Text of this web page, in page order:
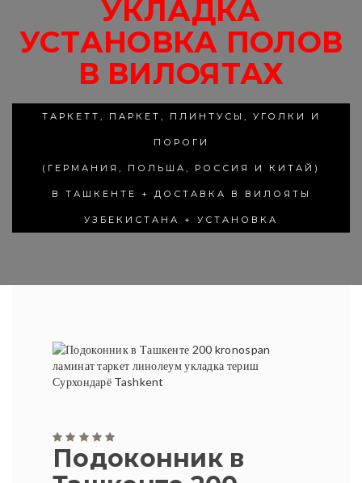
УКЛАДКА
УСТАНОВКА ПОЛОВ
В ВИЛОЯТАХ
ТАРКЕТТ, ПАРКЕТ, ПЛИНТУСЫ, УГОЛКИ И
ПОРОГИ
(ГЕРМАНИЯ, ПОЛЬША, РОССИЯ И КИТАЙ)
В ТАШКЕНТЕ + ДОСТАВКА В ВИЛОЯТЫ
УЗБЕКИСТАНА + УСТАНОВКА
Подоконник в